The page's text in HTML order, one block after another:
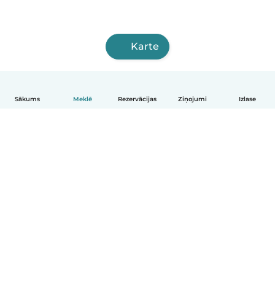
Sākums Meklē Rezervācijas Ziņojumi Izlase
Karte